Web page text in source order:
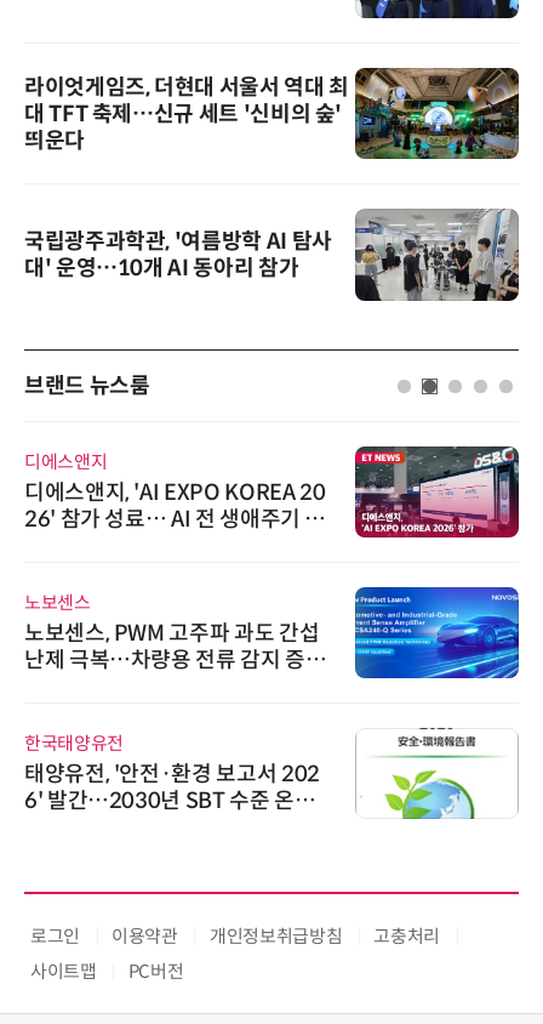
라이엇게임즈, 더현대 서울서 역대 최
대 TFT 축제…신규 세트 '신비의 숲'
띄운다
국립광주과학관, '여름방학 AI 탐사
대' 운영…10개 AI 동아리 참가
브랜드 뉴스룸
디에스앤지
디에스앤지, 'AI EXPO KOREA 20
26' 참가 성료… AI 전 생애주기 아
노보센스
노보센스, PWM 고주파 과도 간섭
난제 극복…차량용 전류 감지 증폭
한국태양유전
태양유전, '안전·환경 보고서 202
6' 발간…2030년 SBT 수준 온실
로그인 이용약관 개인정보취급방침
고충처리
사이트맵
PC버전